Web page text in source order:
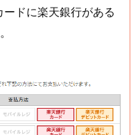
ドに楽天銀行がある